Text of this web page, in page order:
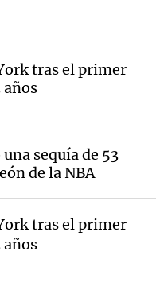
tras el primer
sequía de 53
de la NBA
tras el primer